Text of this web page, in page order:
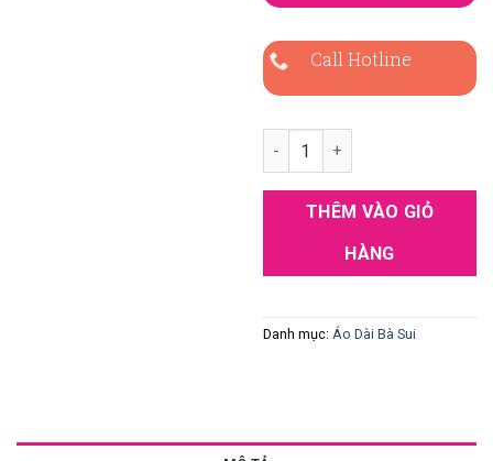
Call Hotline
Áo dài bà sui xanh lụa -VL318
THÊM VÀO GIỎ
HÀNG
Danh mục: Áo Dài Bà Sui